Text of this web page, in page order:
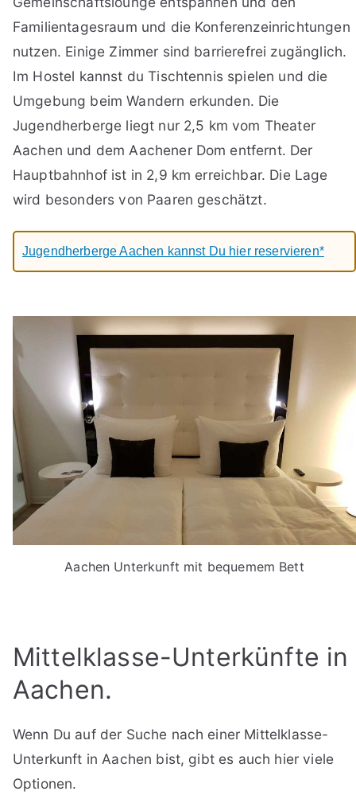
Familientagesraum und die Konferenzeinrichtungen
nutzen. Einige Zimmer sind barrierefrei zugänglich.
Im Hostel kannst du Tischtennis spielen und die
Umgebung beim Wandern erkunden. Die
Jugendherberge liegt nur 2,5 km vom Theater
Aachen und dem Aachener Dom entfernt. Der
Hauptbahnhof ist in 2,9 km erreichbar. Die Lage
wird besonders von Paaren geschätzt.
Jugendherberge Aachen kannst Du hier reservieren*
Aachen Unterkunft mit bequemem Bett
Mittelklasse-Unterkünfte in
Aachen.
Wenn Du auf der Suche nach einer Mittelklasse-
Unterkunft in Aachen bist, gibt es auch hier viele
Optionen.